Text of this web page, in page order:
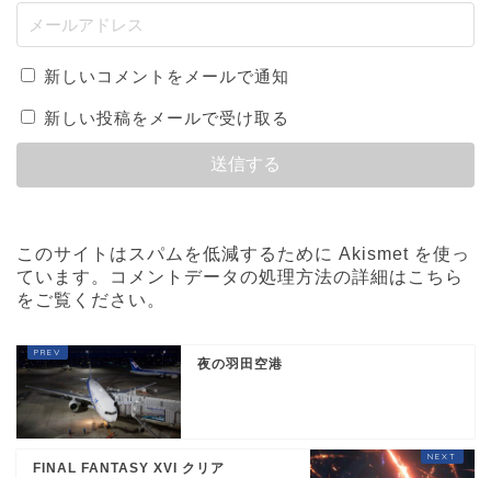
新しいコメントをメールで通知
新しい投稿をメールで受け取る
このサイトはスパムを低減するために Akismet を使っ
ています。
コメントデータの処理方法の詳細はこちら
をご覧ください 。
夜の羽田空港
FINAL FANTASY XVI クリア